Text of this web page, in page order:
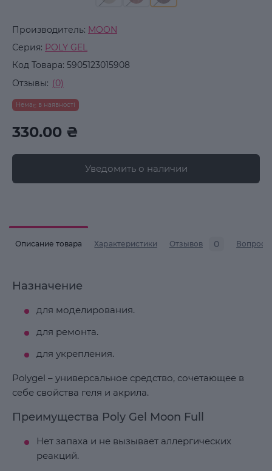
Производитель: MOON
Серия: POLY GEL
Код Товара: 5905123015908
Отзывы: (0)
Немає в наявності
330.00 ₴
Уведомить о наличии
Описание товара Характеристики Отзывов 0 Вопросы
Назначение
для моделирования.
для ремонта.
для укрепления.
Polygel – универсальное средство, сочетающее в
себе свойства геля и акрила.
Преимущества Poly Gel Moon Full
Нет запаха и не вызывает аллергических
реакций.